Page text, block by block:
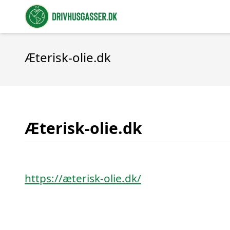
Æterisk-olie.dk
Æterisk-olie.dk
https://æterisk-olie.dk/